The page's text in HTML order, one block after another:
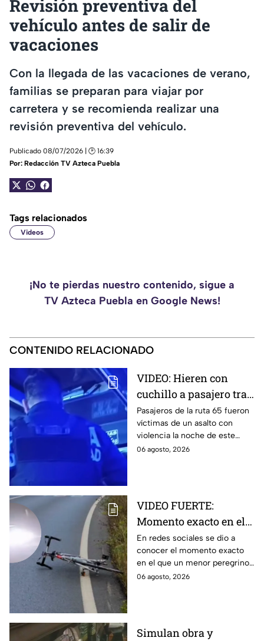
Revisión preventiva del
vehículo antes de salir de
vacaciones
Con la llegada de las vacaciones de verano,
familias se preparan para viajar por
carretera y se recomienda realizar una
revisión preventiva del vehículo.
Publicado 08/07/2026 | 🕑 16:39
Por: Redacción TV Azteca Puebla
Tags relacionados
Videos
¡No te pierdas nuestro contenido, sigue a
TV Azteca Puebla en Google News!
CONTENIDO RELACIONADO
VIDEO: Hieren con
cuchillo a pasajero tras
asalto a Ruta 65 en
Puebla
Pasajeros de la ruta 65 fueron
víctimas de un asalto con
violencia la noche de este
miércoles 5 de agosto de
06 agosto, 2026
VIDEO FUERTE:
Momento exacto en el
que muere menor
PEREGRINO arrollado
por auto en carretera
En redes sociales se dio a
conocer el momento exacto
en el que un menor peregrino
perdió la vida arrollado por un
06 agosto, 2026
Simulan obra y